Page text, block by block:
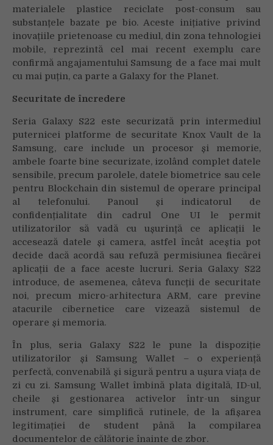
materialele plastice reciclate post-consum sau
substanțele bazate pe bio. Aceste inițiative privind
inovațiile prietenoase cu mediul, din zona tehnologiei
mobile, reprezintă cel mai recent exemplu care
confirmă angajamentului Samsung de a face mai mult
cu mai puțin, ca parte a Galaxy for the Planet.
Securitate de încredere
Seria Galaxy S22 este securizată prin intermediul
puternicei platforme de securitate Knox Vault de la
Samsung, care include un procesor și memorie,
ambele foarte bine securizate, izolând complet datele
sensibile, precum parolele, datele biometrice sau cele
pentru Blockchain din sistemul de operare principal
al telefonului. Panoul și indicatorul de
confidențialitate din cadrul One UI le permit
utilizatorilor să vadă cu ușurință ce aplicații le
accesează datele și camera, astfel încât aceștia pot
decide dacă acordă sau refuză permisiunea fiecărei
aplicații de a face aceste lucruri. Seria Galaxy S22
introduce, de asemenea, câteva funcții de securitate
noi, precum micro-arhitectura ARM, care previne
atacurile cibernetice care vizează sistemul de
operare și memoria.
În plus, seria Galaxy S22 le pune la dispoziție
utilizatorilor și Samsung Wallet – o experiență
perfectă, convenabilă și sigură pentru a ușura viața de
zi cu zi. Samsung Wallet îmbină plata digitală, ID-ul,
cheile și gestionarea activelor într-un singur
instrument, care simplifică rutinele, de la afișarea
legitimației de student până la compilarea
documentelor de călătorie înainte de zbor.